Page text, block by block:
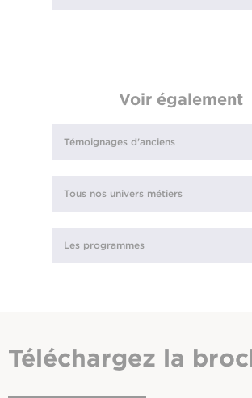
Voir également
Témoignages d'anciens
Tous nos univers métiers
Les programmes
Téléchargez la